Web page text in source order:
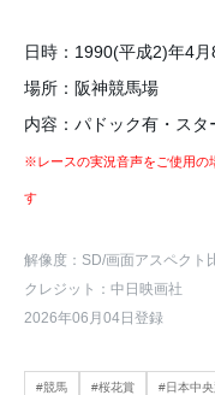
日時：1990(平成2)年4月
場所：阪神競馬場
内容：パドック有・ス
※レースの実況音声をご使用の
す
解像度：SD/画面アスペクト
クレジット：中日映画社
2026年06月04日登録
#競馬 #桜花賞 #日本中